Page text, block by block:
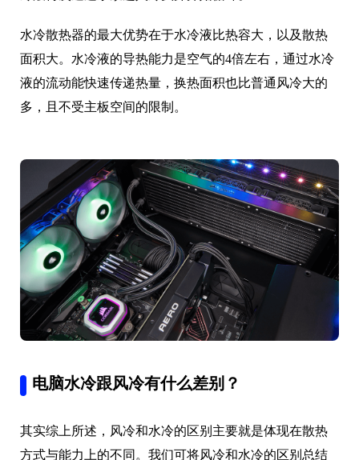
水冷散热器的最大优势在于水冷液比热容大，以及散热
面积大。水冷液的导热能力是空气的4倍左右，通过水冷
液的流动能快速传递热量，换热面积也比普通风冷大的
多，且不受主板空间的限制。
电脑水冷跟风冷有什么差别？
其实综上所述，风冷和水冷的区别主要就是体现在散热
方式与能力上的不同。我们可将风冷和水冷的区别总结